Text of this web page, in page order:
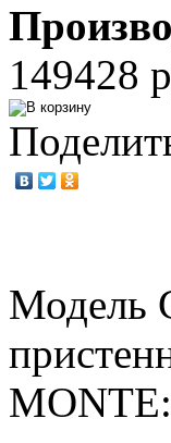
149428
Модель
MONTE: